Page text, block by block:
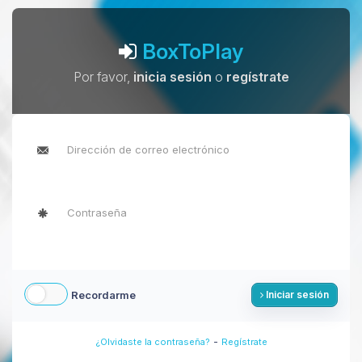
BoxToPlay
Por favor, inicia sesión o regístrate
Recordarme Iniciar sesión
¿Olvidaste la contraseña? - Regístrate